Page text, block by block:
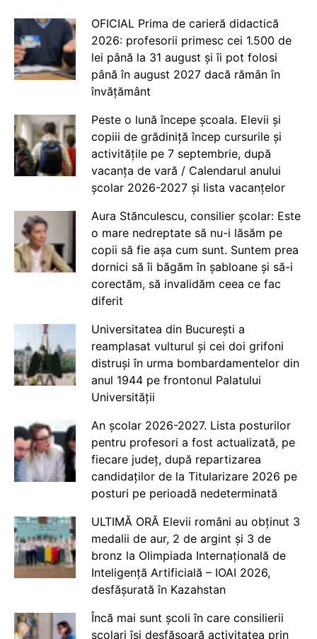
OFICIAL Prima de carieră didactică
2026: profesorii primesc cei 1.500 de
lei până la 31 august și îi pot folosi
până în august 2027 dacă rămân în
învățământ
Peste o lună începe școala. Elevii și
copiii de grădiniță încep cursurile și
activitățile pe 7 septembrie, după
vacanța de vară / Calendarul anului
școlar 2026-2027 și lista vacanțelor
Aura Stănculescu, consilier școlar: Este
o mare nedreptate să nu-i lăsăm pe
copii să fie așa cum sunt. Suntem prea
dornici să îi băgăm în șabloane și să-i
corectăm, să invalidăm ceea ce fac
diferit
Universitatea din București a
reamplasat vulturul și cei doi grifoni
distruși în urma bombardamentelor din
anul 1944 pe frontonul Palatului
Universității
An școlar 2026-2027. Lista posturilor
pentru profesori a fost actualizată, pe
fiecare județ, după repartizarea
candidaților de la Titularizare 2026 pe
posturi pe perioadă nedeterminată
ULTIMĂ ORĂ Elevii români au obținut 3
medalii de aur, 2 de argint și 3 de
bronz la Olimpiada Internațională de
Inteligență Artificială – IOAI 2026,
desfășurată în Kazahstan
Încă mai sunt școli în care consilierii
școlari își desfășoară activitatea prin